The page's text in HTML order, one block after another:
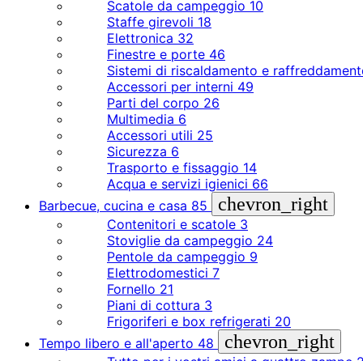
Scatole da campeggio 10
Staffe girevoli 18
Elettronica 32
Finestre e porte 46
Sistemi di riscaldamento e
Accessori per interni 49
Parti del corpo 26
Multimedia 6
Accessori utili 25
Sicurezza 6
Trasporto e fissaggio 14
Acqua e servizi igienici 66
Barbecue, cucina e casa 85 chevron_right
Contenitori e scatole 3
Stoviglie da campeggio 24
Pentole da campeggio 9
Elettrodomestici 7
Fornello 21
Piani di cottura 3
Frigoriferi e box refrigerati 20
Tempo libero e all'aperto 48 chevron_right